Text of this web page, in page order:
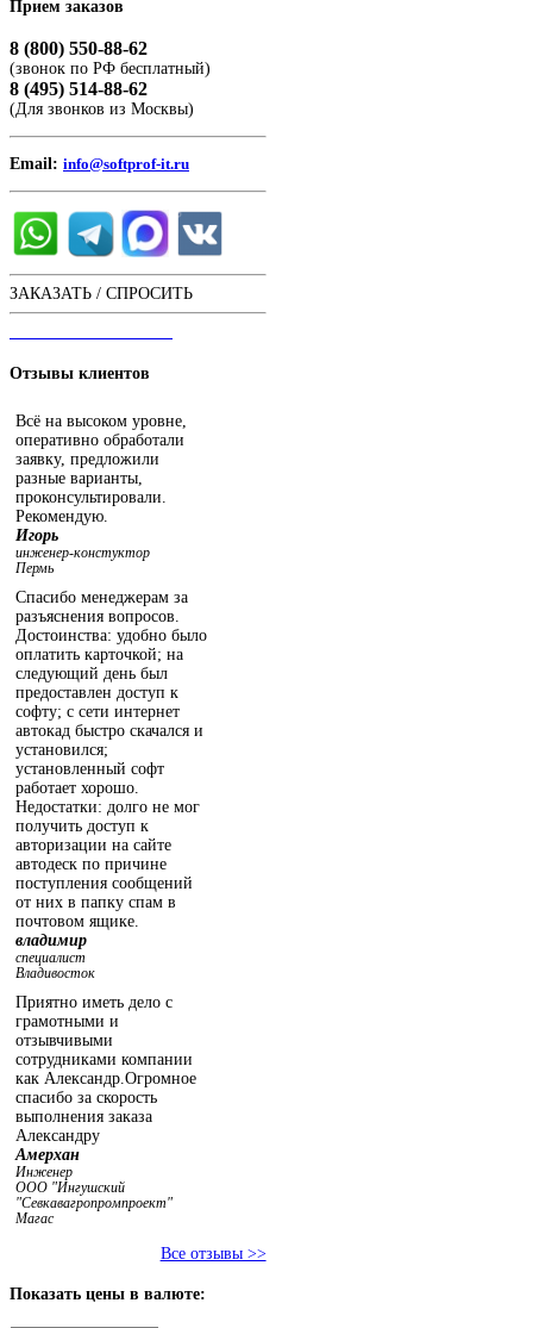
Прием заказов
8 (800) 550-88-62
(звонок по РФ бесплатный)
8 (495) 514-88-62
(Для звонков из Москвы)
Email: info@softprof-it.ru
ЗАКАЗАТЬ / СПРОСИТЬ
Отзывы клиентов
Всё на высоком уровне,
оперативно обработали
заявку, предложили
разные варианты,
проконсультировали.
Рекомендую.
Игорь
инженер-констуктор
Пермь
Спасибо менеджерам за
разъяснения вопросов.
Достоинства: удобно было
оплатить карточкой; на
следующий день был
предоставлен доступ к
софту; с сети интернет
автокад быстро скачался и
установился;
установленный софт
работает хорошо.
Недостатки: долго не мог
получить доступ к
авторизации на сайте
автодеск по причине
поступления сообщений
от них в папку спам в
почтовом ящике.
владимир
специалист
Владивосток
Приятно иметь дело с
грамотными и
отзывчивыми
сотрудниками компании
как Александр.Огромное
спасибо за скорость
выполнения заказа
Александру
Амерхан
Инженер
ООО "Ингушский
"Севкавагропромпроект"
Магас
Все отзывы >>
Показать цены в валюте: